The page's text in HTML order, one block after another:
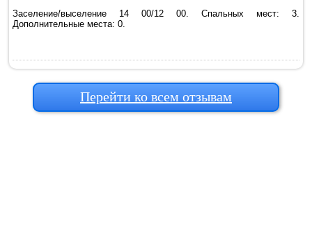
Заселение/выселение 14 00/12 00. Спальных мест: 3.
Дополнительные места: 0.
Перейти ко всем отзывам